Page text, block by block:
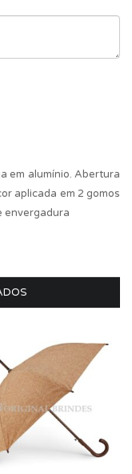
em alumínio. Abertura
aplicada em 2 gomos
envergadura